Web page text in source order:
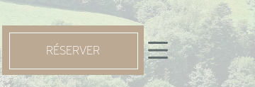
RÉSERVER